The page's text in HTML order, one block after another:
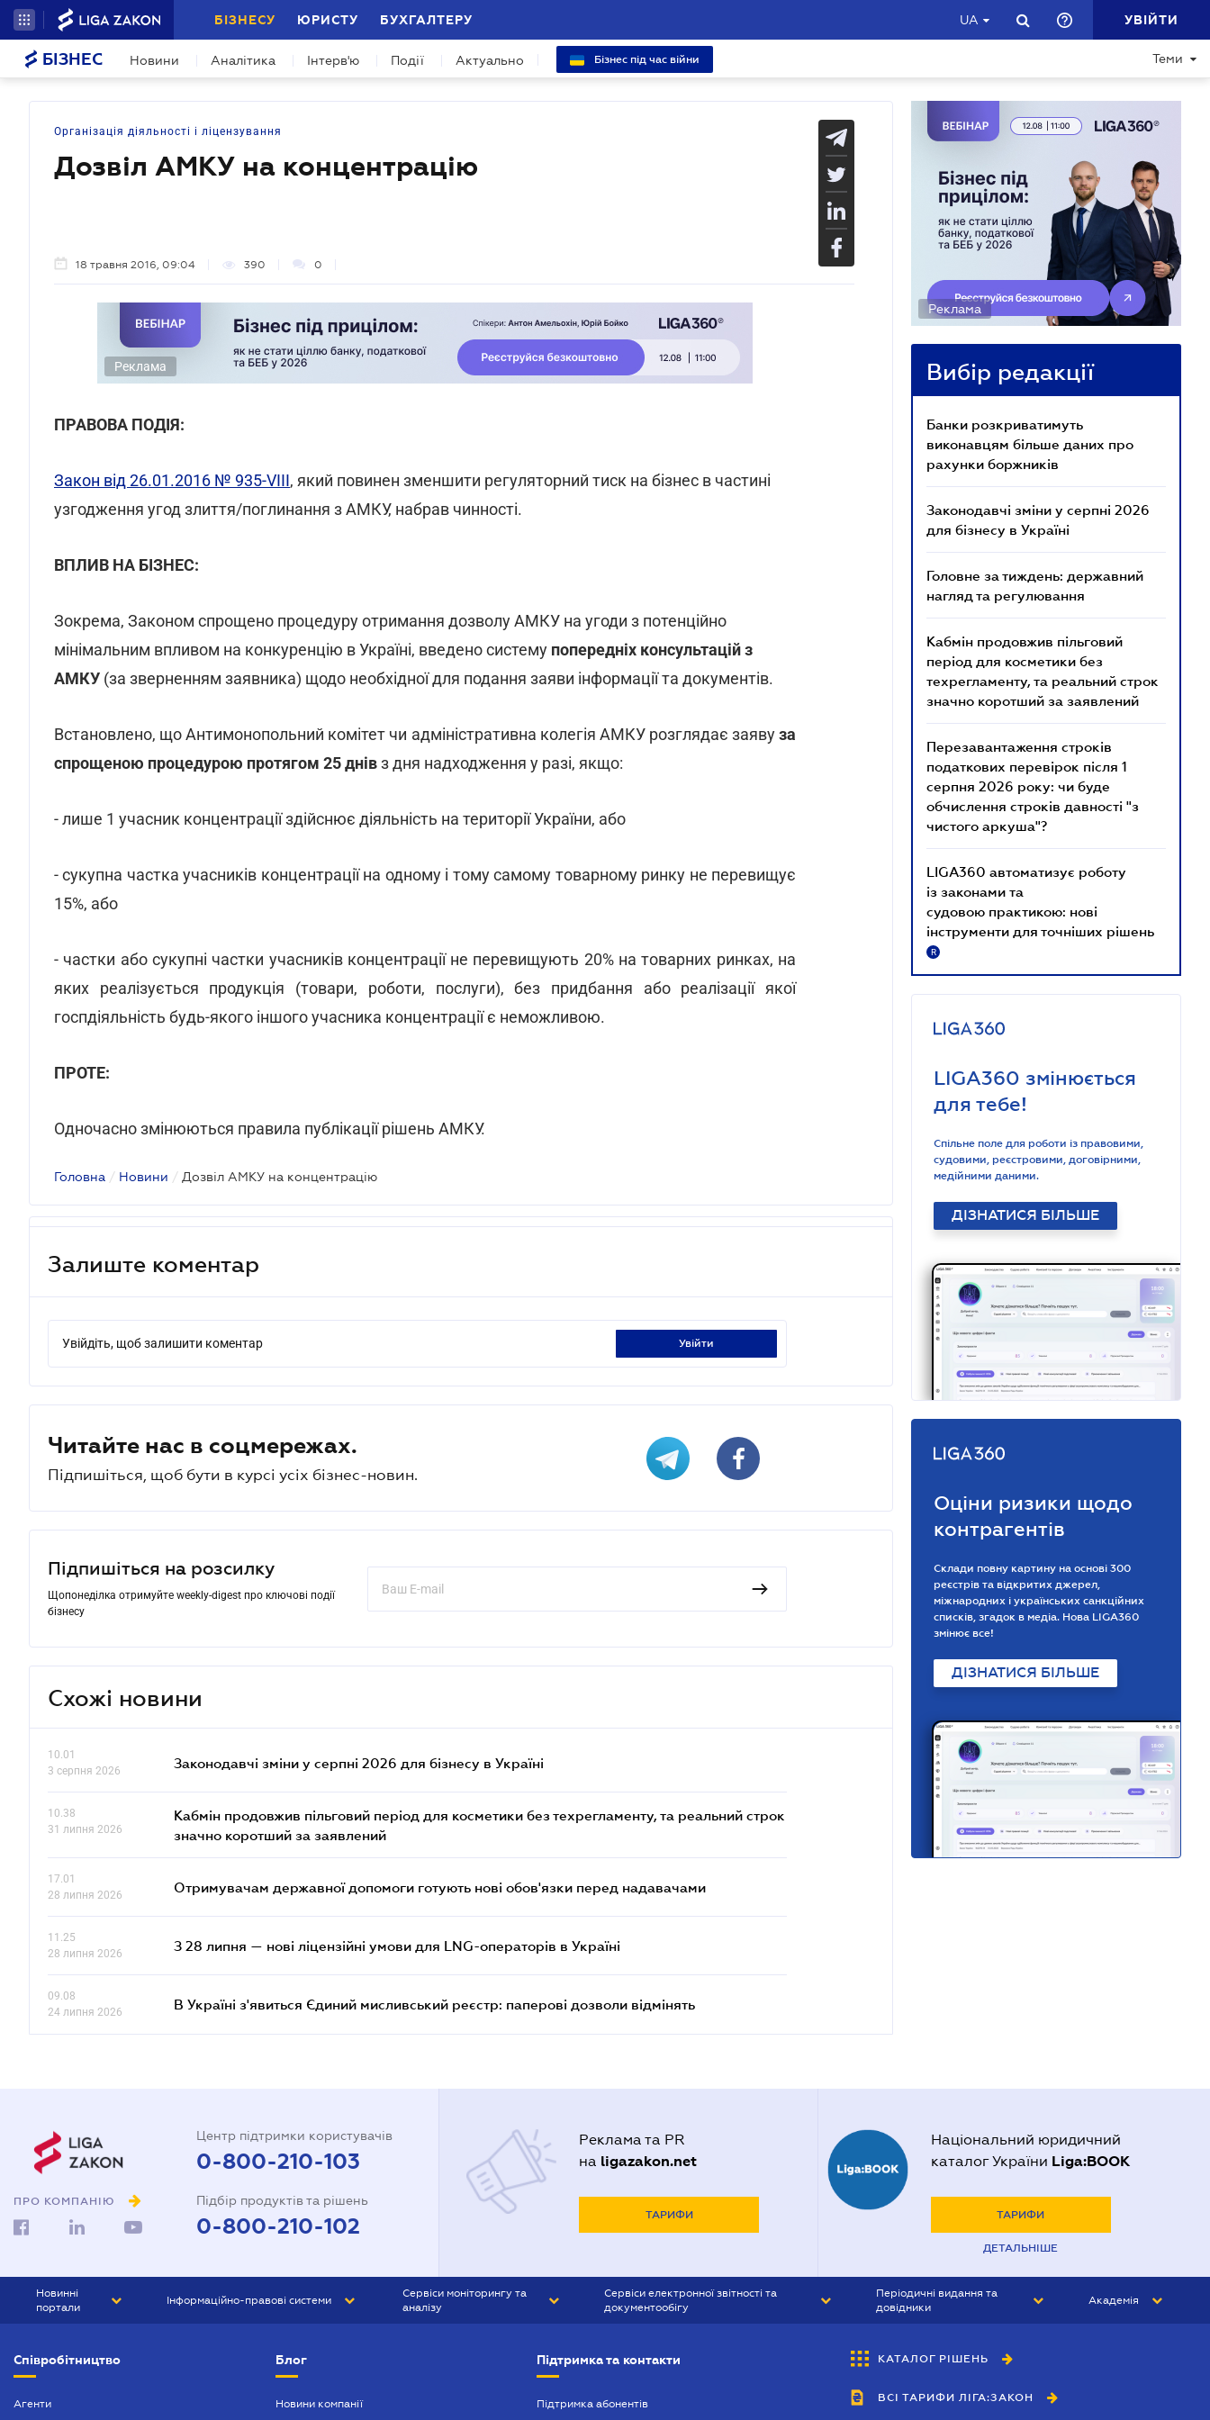
БІЗНЕСУ ЮРИСТУ БУХГАЛТЕРУ UA УВІЙТИ
БІЗНЕС Новини Аналітика Інтерв'ю Події Актуально Бізнес під час війни Теми
Організація діяльності і ліцензування
Дозвіл АМКУ на концентрацію
18 травня 2016, 09:04 390 0
Реклама
ПРАВОВА ПОДІЯ:
Закон від 26.01.2016 № 935-VIII, який повинен зменшити регуляторний тиск на бізнес в частині
узгодження угод злиття/поглинання з АМКУ, набрав чинності.
ВПЛИВ НА БІЗНЕС:
Зокрема, Законом спрощено процедуру отримання дозволу АМКУ на угоди з потенційно
мінімальним впливом на конкуренцію в Україні, введено систему попередніх консультацій з
АМКУ (за зверненням заявника) щодо необхідної для подання заяви інформації та документів.
Встановлено, що Антимонопольний комітет чи адміністративна колегія АМКУ розглядає заявуза
спрощеною процедурою протягом 25 днівз дня надходження у разі, якщо:
- лише 1 учасник концентрації здійснює діяльність на території України, або
- сукупна частка учасників концентрації на одному і тому самому товарному ринку не перевищує
15%, або
- частки або сукупні частки учасників концентрації не перевищують 20% на товарних ринках, на
яких реалізується продукція (товари, роботи, послуги), без придбання або реалізації якої
госпдіяльність будь-якого іншого учасника концентрації є неможливою.
ПРОТЕ:
Одночасно змінюються правила публікації рішень АМКУ.
Головна / Новини / Дозвіл АМКУ на концентрацію
Залиште коментар
Увійдіть, щоб залишити коментар увійти
Читайте нас в соцмережах.
Підпишіться, щоб бути в курсі усіх бізнес-новин.
Підпишіться на розсилку
Щопонеділка отримуйте weekly-digest про ключові події
бізнесу
Схожі новини
10.01
3 серпня 2026
Законодавчі зміни у серпні 2026 для бізнесу в Україні
10.38
31 липня 2026
Кабмін продовжив пільговий період для косметики без техрегламенту, та реальний строк
значно коротший за заявлений
17.01
28 липня 2026
Отримувачам державної допомоги готують нові обов'язки перед надавачами
11.25
28 липня 2026
З 28 липня — нові ліцензійні умови для LNG-операторів в Україні
09.08
24 липня 2026
В Україні з'явиться Єдиний мисливський реєстр: паперові дозволи відмінять
Реклама
Вибір редакції
Банки розкриватимуть
виконавцям більше даних про
рахунки боржників
Законодавчі зміни у серпні 2026
для бізнесу в Україні
Головне за тиждень: державний
нагляд та регулювання
Кабмін продовжив пільговий
період для косметики без
техрегламенту, та реальний строк
значно коротший за заявлений
Перезавантаження строків
податкових перевірок після 1
серпня 2026 року: чи буде
обчислення строків давності "з
чистого аркуша"?
LIGA360 автоматизує роботу
із законами та
судовою практикою: нові
інструменти для точніших рішень
R
LIGA360 змінюється
для тебе!
Спільне поле для роботи із правовими,
судовими, реєстровими, договірними,
медійними даними.
ДІЗНАТИСЯ БІЛЬШЕ
Оціни ризики щодо
контрагентів
Склади повну картину на основі 300
реєстрів та відкритих джерел,
міжнародних і українських санкційних
списків, згадок в медіа. Нова LIGA360
змінює все!
ДІЗНАТИСЯ БІЛЬШЕ
ПРО КОМПАНІЮ
Центр підтримки користувачів
0-800-210-103
Підбір продуктів та рішень
0-800-210-102
Реклама та PR
на ligazakon.net
ТАРИФИ
Національний юридичний
каталог України Liga:BOOK
ТАРИФИ
ДЕТАЛЬНІШЕ
Новинні
портали
БІЗНЕС
Інформаційно-правові системи
Сервіси моніторингу та
аналізу
Сервіси електронної звітності та
документообігу
Періодичні видання та
довідники
БУХГАЛТЕР&ЗАКОН
ВІСНИК МСФЗ
Академія
Співробітництво
Агенти
Блог
Новини компанії
Підтримка та контакти
Підтримка абонентів
КАТАЛОГ РІШЕНЬ
ВСІ ТАРИФИ ЛІГА:ЗАКОН